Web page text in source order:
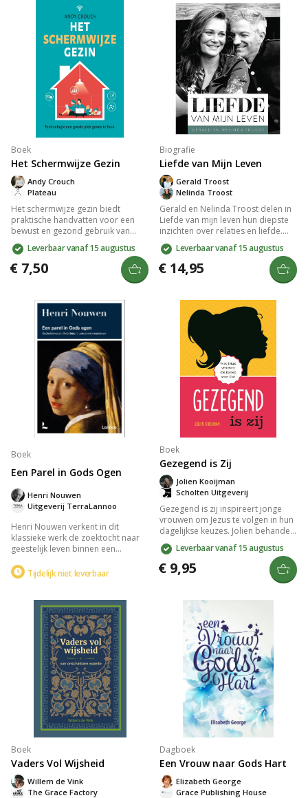
Boek
Het Schermwijze Gezin
Plateau
Andy Crouch
Het schermwijze gezin biedt
praktische handvatten voor een
bewust en gezond gebruik van
technologie binnen het gezin. Andy
Crouch laat zien hoe digitale
keuzes onbedoelde gevolgen
kunnen hebben en moedigt aan tot
balans in een wereld vol schermen
en afleidingen.
Leverbaar vanaf 15 augustus
€ 7,50
Biografie
Liefde van Mijn Leven
Nelinda Troost
Gerald Troost
Gerald en Nelinda Troost delen in
Liefde van mijn leven hun diepste
inzichten over relaties en liefde.
Ontdek de rol van geloof in hun
duurzame relatie en leer van hun
ervaringen en uitdagingen. Inclusief
interviews met andere koppels,
biedt deze gids inspiratie voor
relaties.
Leverbaar vanaf 15 augustus
€ 14,95
Boek
Een Parel in Gods Ogen
Uitgeverij TerraLannoo
Henri Nouwen
Henri Nouwen verkent in dit
klassieke werk de zoektocht naar
geestelijk leven binnen een
context. Hij biedt een diepgaand
inzicht in de betekenis van het
reflectie op persoonlijke
spiritualiteit, waardoor lezers hun
innerlijke verbinding met God
kunnen versterken.
Tijdelijk niet leverbaar
Boek
Gezegend is Zij
Scholten Uitgeverij
Jolien Kooijman
Gezegend is zij inspireert jonge
vrouwen om Jezus te volgen in hun
dagelijkse keuzes. Jolien behandelt
thema's als liefde, geloof, en social
media, en deelt persoonlijke
verhalen en inzichten om je relatie
met Jezus te verdiepen. Een
inspirerend boek voor wie richting
Leverbaar vanaf 15 augustus
€ 9,95
Boek
Vaders Vol Wijsheid
The Grace Factory
Willem de Vink
Dagboek
Een Vrouw naar Gods Hart
Grace Publishing House
Elizabeth George